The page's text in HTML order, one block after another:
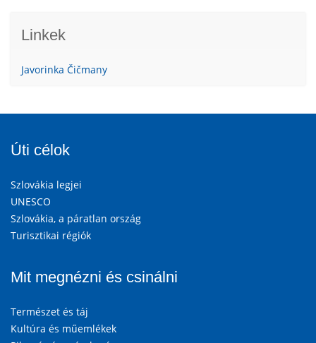
Linkek
Javorinka Čičmany
Úti célok
Szlovákia legjei
UNESCO
Szlovákia, a páratlan ország
Turisztikai régiók
Mit megnézni és csinálni
Természet és táj
Kultúra és műemlékek